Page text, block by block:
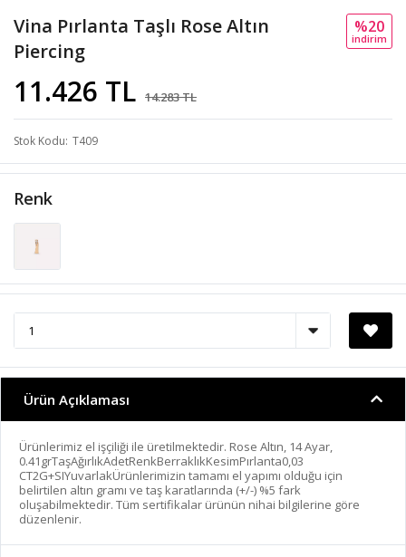
Vina Pırlanta Taşlı Rose Altın
Piercing
11.426 TL 14.283 TL
%20
i̇ndi̇ri̇m
Stok Kodu T409
Renk
Ürün Açıklaması
Ürünlerimiz el işçiliği ile üretilmektedir. Rose Altın, 14 Ayar,
0.41grTaşAğırlıkAdetRenkBerraklıkKesimPırlanta0,03
CT2G+SIYuvarlakÜrünlerimizin tamamı el yapımı olduğu için
belirtilen altın gramı ve taş karatlarında (+/-) %5 fark
oluşabilmektedir. Tüm sertifikalar ürünün nihai bilgilerine göre
düzenlenir.